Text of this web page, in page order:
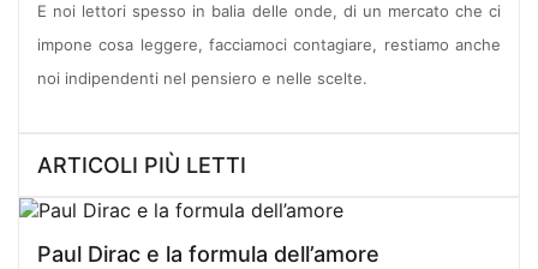
E noi lettori spesso in balia delle onde, di un mercato che ci
impone cosa leggere, facciamoci contagiare, restiamo anche
noi indipendenti nel pensiero e nelle scelte.
ARTICOLI PIÙ LETTI
Paul Dirac e la formula dell’amore